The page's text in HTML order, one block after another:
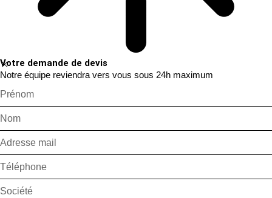
Votre demande de devis
Notre équipe reviendra vers vous sous 24h maximum